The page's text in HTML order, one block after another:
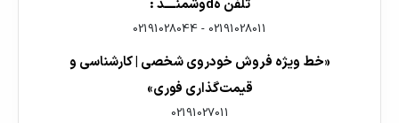
تلفن هdوشمنــــد :
02191028011
-
02191028044
«خط ویژه فروش خودروی شخصی | کارشناسی و
قیمت‌گذاری فوری»
02191027011